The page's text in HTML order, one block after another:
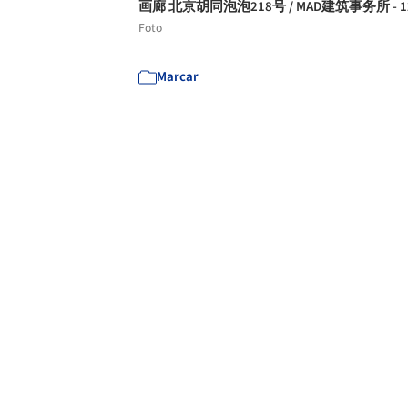
画廊 北京胡同泡泡218号 / MAD建筑事务所 -
Foto
Marcar